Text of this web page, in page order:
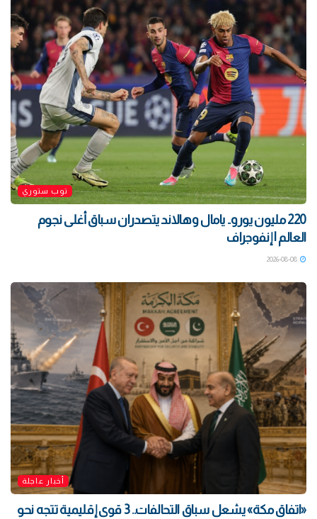
توب ستوري
220 مليون يورو.. يامال وهالاند يتصدران سباق أغلى نجوم
العالم | إنفوجراف
2026-08-08
أخبار عاجلة
«اتفاق مكة» يشعل سباق التحالفات.. 3 قوى إقليمية تتجه نحو